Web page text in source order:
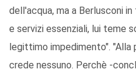
dell'acqua, ma a Berlusconi
e servizi essenziali, lui teme
legittimo impedimento". "Alla
crede nessuno. Perchè -